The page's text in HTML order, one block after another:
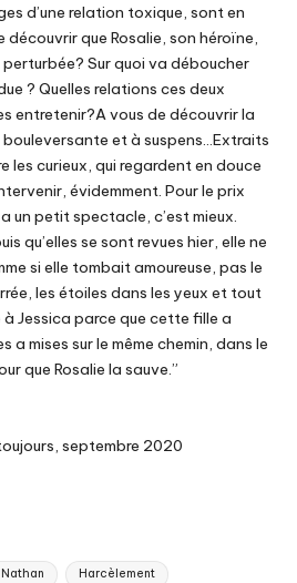
d’une relation toxique, sont en
que Rosalie, son héroïne,
Sur quoi va déboucher
? Quelles relations ces deux
entretenir?A vous de découvrir la
et à suspens…Extraits
les curieux, qui regardent en douce
évidemment. Pour le prix
un petit spectacle, c’est mieux.
qu’elles se sont revues hier, elle ne
si elle tombait amoureuse, pas le
les étoiles dans les yeux et tout
à Jessica parce que cette fille a
a mises sur le même chemin, dans le
que Rosalie la sauve.”
septembre 2020
Harcèlement